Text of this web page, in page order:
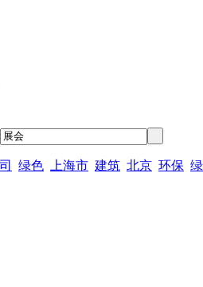
绿色 上海市 建筑 北京 环保